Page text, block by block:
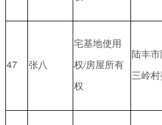
47 张八
宅基地使用
权/房屋所有
权
陆丰
三岭